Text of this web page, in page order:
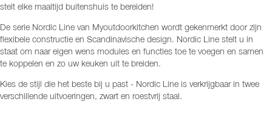
stelt elke maaltijd buitenshuis te bereiden!
De serie Nordic Line van Myoutdoorkitchen wordt gekenmerkt door zijn
flexibele constructie en Scandinavische design. Nordic Line stelt u in
staat om naar eigen wens modules en functies toe te voegen en samen
te koppelen en zo uw keuken uit te breiden.
Kies de stijl die het beste bij u past - Nordic Line is verkrijgbaar in twee
verschillende uitvoeringen, zwart en roestvrij staal.